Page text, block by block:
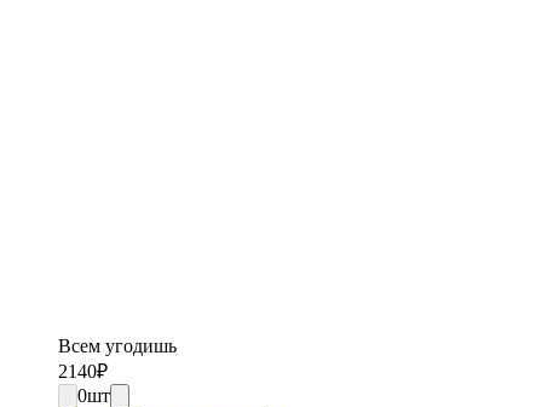
Всем угодишь
2140₽
0шт